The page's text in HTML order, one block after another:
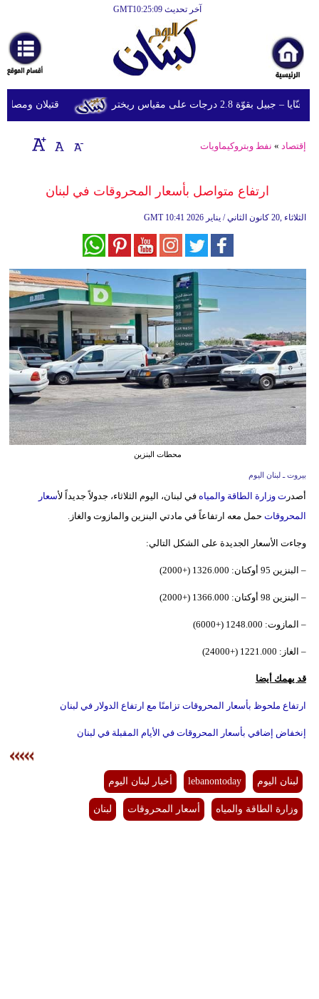
آخر تحديث GMT10:25:09
أخبارعاجلة
رياضة
ثقافة
إقتصاد
وموسيقى
وتغذية
سياحة
وسفر
ديكور
أخبار
إعلام
قتيلان ومصابون جراء 14 غارة إسرائيلية على 2.8 درجات على مقياس ريختر
إقتصاد » نفط وبتروكيماويات
ارتفاع متواصل بأسعار المحروقات في لبنان
GMT 10:41 2026 الثلاثاء ,20 كانون الثاني / يناير
محطات البنزين
بيروت ـ لبنان اليوم
أصدرت وزارة الطاقة والمياهفي لبنان، اليوم الثلاثاء، جدولاً جديداً لأسعار
المحروقات حمل معه ارتفاعاً في مادتي البنزين والمازوت والغاز.
وجاءت الأسعار الجديدة على الشكل التالي:
– البنزين 95 أوكتان: 1326.000 (+2000)
– البنزين 98 أوكتان: 1366.000 (+2000)
– المازوت: 1248.000 (+6000)
– الغاز: 1221.000 (+24000)
قد يهمك أيضا
ارتفاع ملحوظ بأسعار المحروقات تزامنًا مع ارتفاع الدولار في لبنان
إنخفاض إضافي بأسعار المحروقات في الأيام المقبلة في لبنان
لبنان اليوم lebanontoday أخبار لبنان اليوم
وزارة الطاقة والمياه أسعار المحروقات لبنان